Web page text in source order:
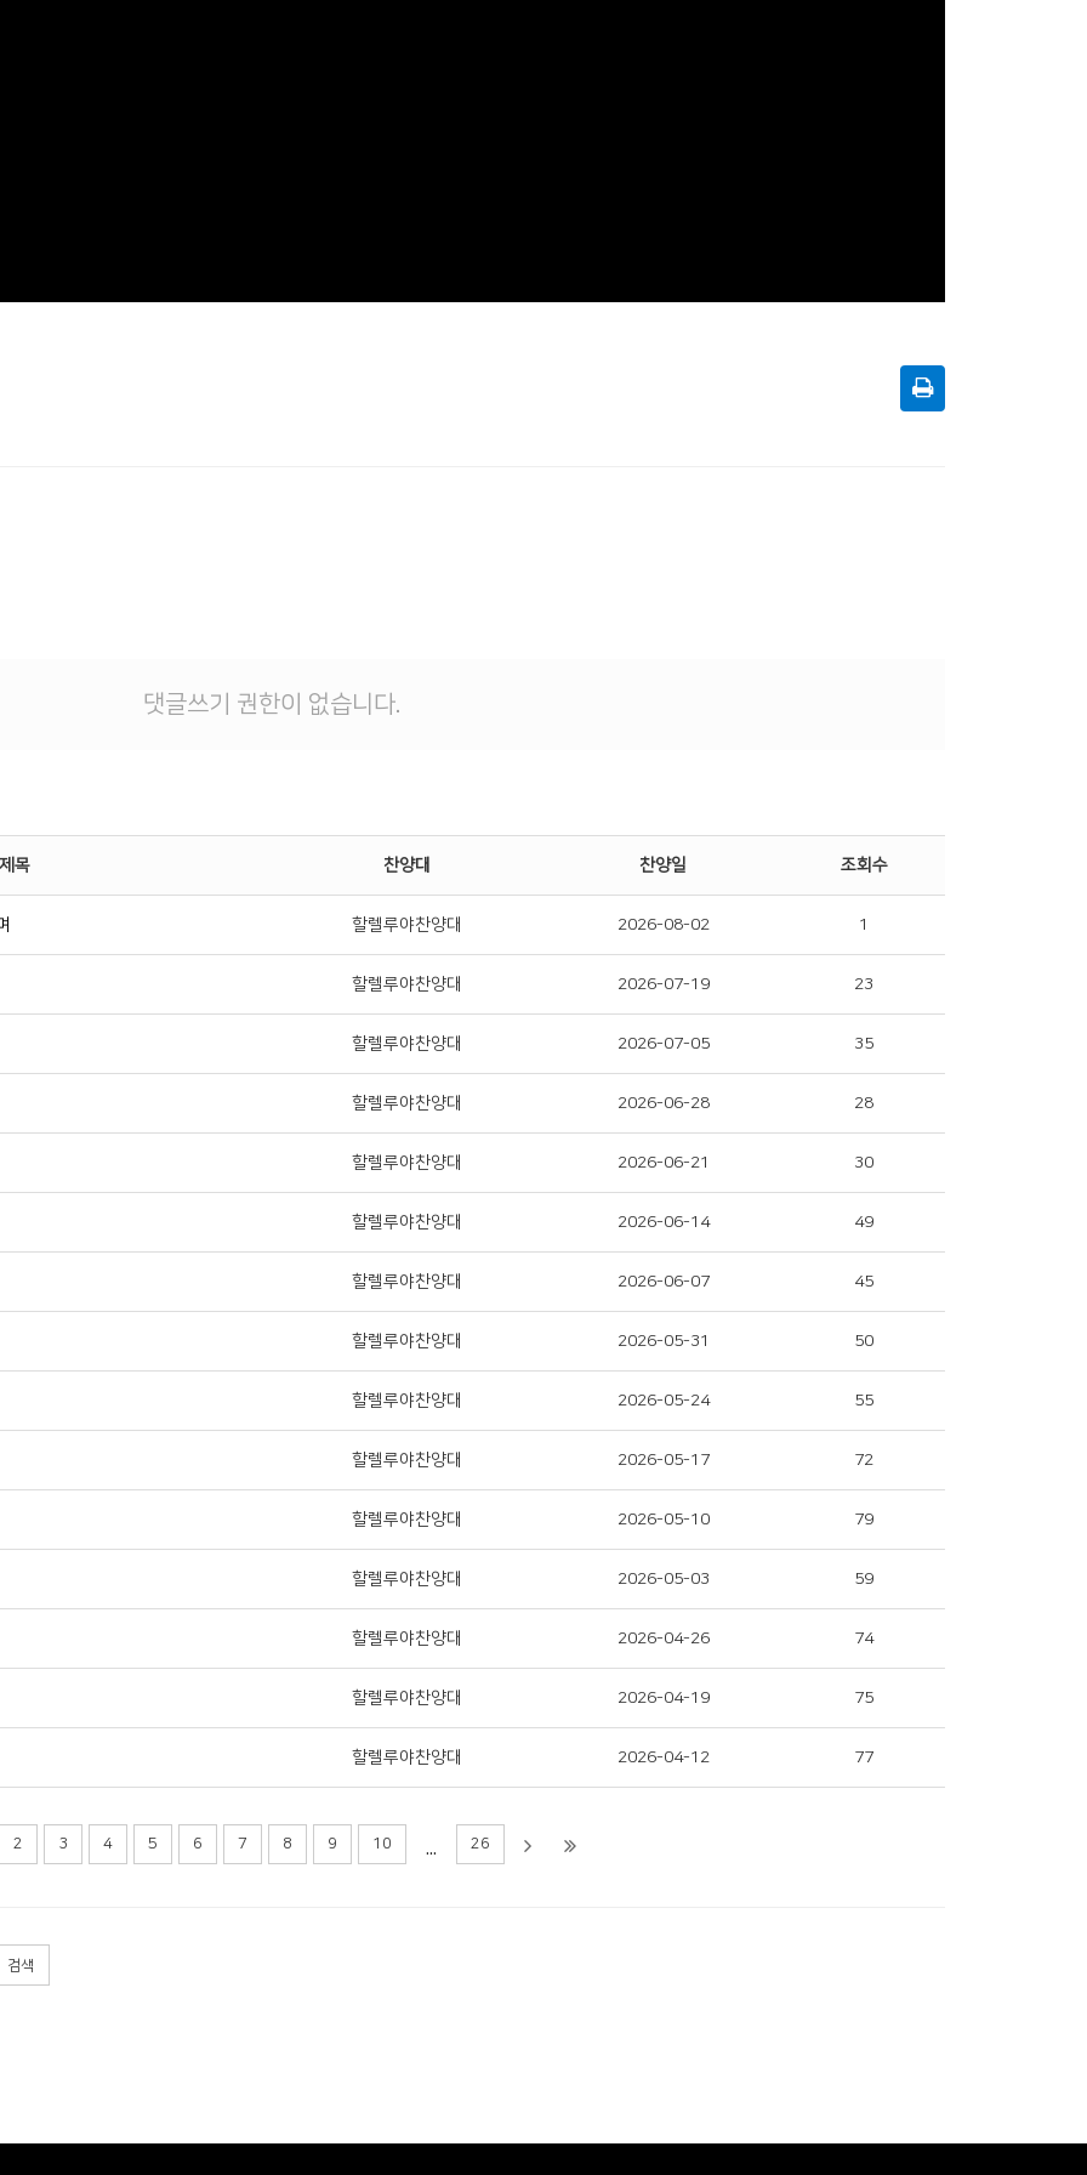
댓글쓰기 권한이 없습니다.
목 찬양대 찬양일 조회수
할렐루야찬양대 2026-08-02 1
할렐루야찬양대 2026-07-19 23
할렐루야찬양대 2026-07-05 35
할렐루야찬양대 2026-06-28 28
할렐루야찬양대 2026-06-21 30
할렐루야찬양대 2026-06-14 49
할렐루야찬양대 2026-06-07 45
할렐루야찬양대 2026-05-31 50
할렐루야찬양대 2026-05-24 55
할렐루야찬양대 2026-05-17 72
할렐루야찬양대 2026-05-10 79
할렐루야찬양대 2026-05-03 59
할렐루야찬양대 2026-04-26 74
할렐루야찬양대 2026-04-19 75
할렐루야찬양대 2026-04-12 77
2 3 4 5 6 7 8 9 10 ... 26
검색